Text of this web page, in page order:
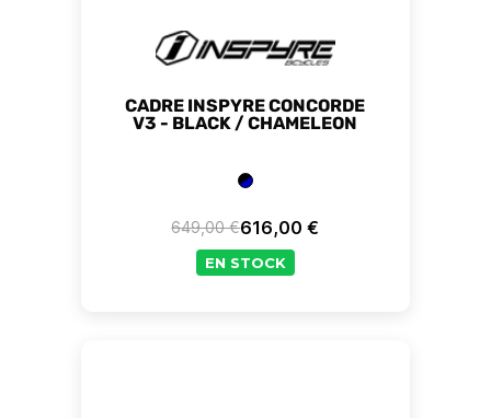
CADRE INSPYRE CONCORDE
V3 - BLACK / CHAMELEON
Prix de base
649,00 €Prix
616,00 €
EN STOCK